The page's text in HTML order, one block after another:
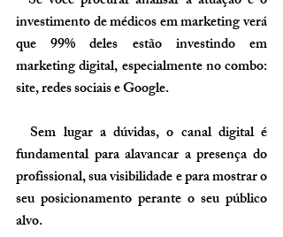
investimento de médicos em marketing verá
que 99% deles estão investindo em
marketing digital, especialmente no combo:
site, redes sociais e Google.
  Sem lugar a dúvidas, o canal digital é
fundamental para alavancar a presença do
profissional, sua visibilidade e para mostrar o
seu posicionamento perante o seu público
alvo.